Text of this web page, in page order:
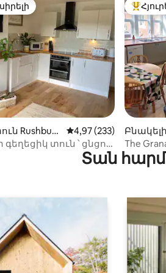
լավագույն տները
Rushbury
Միջին վարկանիշը՝
4,97 (233)
գեղեցիկ տուն ՝ ցնցող
-ում
The
Տան